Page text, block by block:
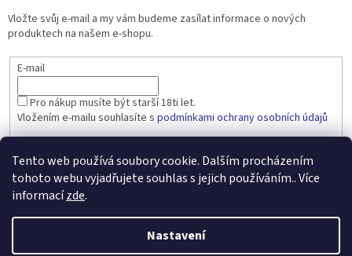
Tento web používá soubory cookie. Dalším procházením
tohoto webu vyjadřujete souhlas s jejich používáním.. Více
informacízde.
Nastavení
Vložte svůj e-mail a my vám budeme zasílat informace o nových
produktech na našem e-shopu.
E-mail
Pro nákup musíte být starší 18ti let.
Vložením e-mailu souhlasíte s podmínkami ochrany osobních údajů
PŘIHLÁSIT SE